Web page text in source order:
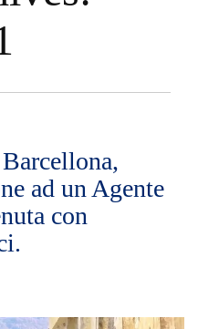
ad un Agente
con